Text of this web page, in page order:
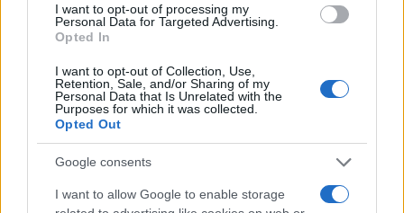
I want to opt-out of processing my
Personal Data for Targeted Advertising.
Opted In
I want to opt-out of Collection, Use,
Retention, Sale, and/or Sharing of my
Personal Data that Is Unrelated with the
Purposes for which it was collected.
Opted Out
Google consents
I want to allow Google to enable storage